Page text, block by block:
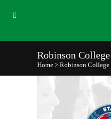
Robinson College
Home > Robinson College